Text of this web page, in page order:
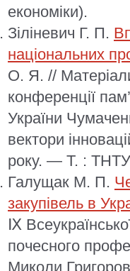
економіки).
Зіліневич Г. П.
національних
О. Я. //
конференції
України
вектори
року. — Т. :
Галущак М. П.
закупівель в
Ⅸ
почесного
Миколи